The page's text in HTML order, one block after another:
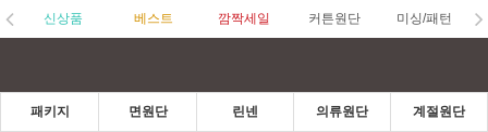
신상품 베스트 깜짝세일 커튼원단 미싱/패턴
패키지 면원단 린넨 의류원단 계절원단